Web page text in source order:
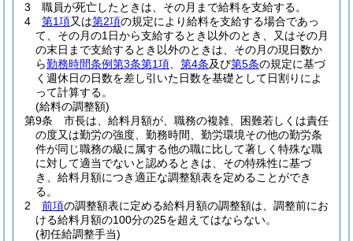
3
職員が死亡したときは、その月まで給料を支給する。
4
第1項又は第2項の規定により給料を支給する場合であっ
て、その月の1日から支給するとき以外のとき、又はその月
の末日まで支給するとき以外のときは、その月の現日数か
ら勤務時間条例第3条第1項 第4条及び第5条の規定に基づ
く週休日の日数を差し引いた日数を基礎として日割りによ
って計算する。
(給料の調整額)
第9条
市長は、給料月額が、職務の複雑、困難若しくは責任
の度又は勤労の強度、勤務時間、勤労環境その他の勤労条
件が同じ職務の級に属する他の職に比して著しく特殊な職
に対して適当でないと認めるときは、その特殊性に基づ
き、給料月額につき適正な調整額表を定めることができ
る。
2
前項の調整額表に定める給料月額の調整額は、調整前にお
ける給料月額の100分の25を超えてはならない。
(初任給調整手当)